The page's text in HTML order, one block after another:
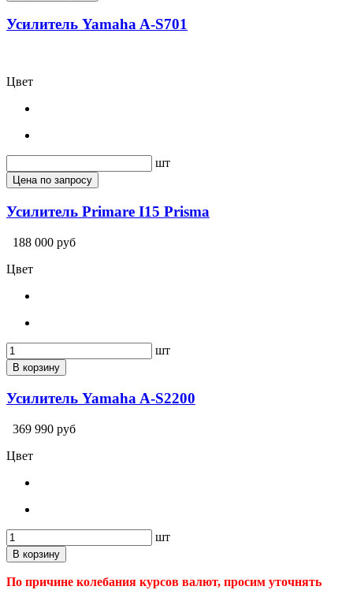
Усилитель Yamaha A-S701
Цвет
шт
Цена по запросу
Усилитель Primare I15 Prisma
188 000 руб
Цвет
шт
В корзину
Усилитель Yamaha A-S2200
369 990 руб
Цвет
шт
В корзину
По причине колебания курсов валют, просим уточнять